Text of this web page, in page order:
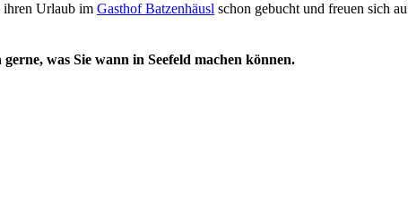
ihren Urlaub im Gasthof Batzenhäusl schon gebucht und freuen sich
was Sie wann in Seefeld machen können.